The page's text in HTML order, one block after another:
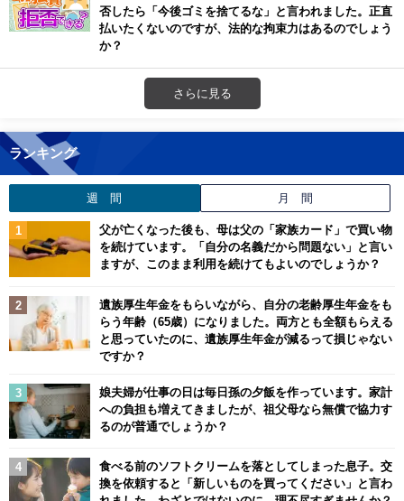
否したら「今後ゴミを捨てるな」と言われました。正直
払いたくないのですが、法的な拘束力はあるのでしょう
か？
さらに見る
ランキング
週 間 月 間
父が亡くなった後も、母は父の「家族カード」で買い物
を続けています。「自分の名義だから問題ない」と言い
ますが、このまま利用を続けてもよいのでしょうか？
遺族厚生年金をもらいながら、自分の老齢厚生年金をも
らう年齢（65歳）になりました。両方とも全額もらえる
と思っていたのに、遺族厚生年金が減るって損じゃない
ですか？
娘夫婦が仕事の日は毎日孫の夕飯を作っています。家計
への負担も増えてきましたが、祖父母なら無償で協力す
るのが普通でしょうか？
食べる前のソフトクリームを落としてしまった息子。交
換を依頼すると「新しいものを買ってください」と言わ